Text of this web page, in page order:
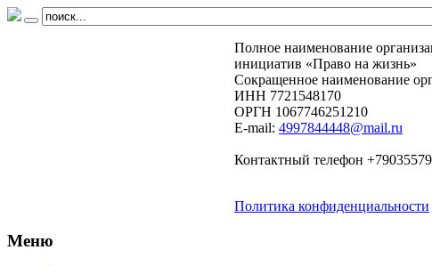
Полное наименование
инициатив «Право на жизнь»
Сокращенное наименование
ИНН 7721548170
ОРГН 1067746251210
E-mail: 4997844448@mail.ru
Контактный телефон
Политика конфиденциальности
Меню